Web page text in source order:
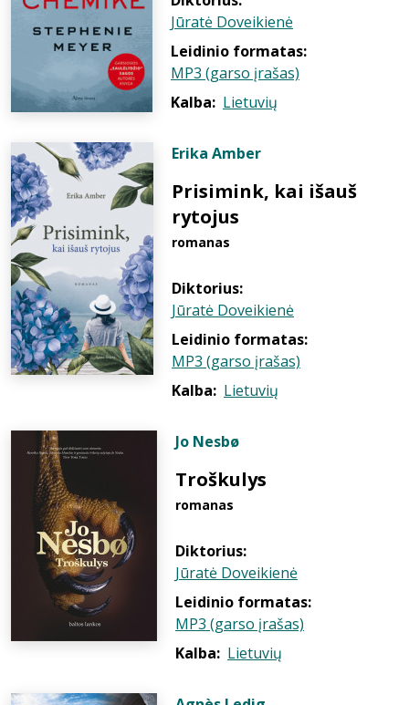
Jūratė Doveikienė
Leidinio formatas:
MP3 (garso įrašas)
Kalba: Lietuvių
Erika Amber
Prisimink, kai išauš
rytojus
romanas
Diktorius:
Jūratė Doveikienė
Leidinio formatas:
MP3 (garso įrašas)
Kalba: Lietuvių
Jo Nesbø
Troškulys
romanas
Diktorius:
Jūratė Doveikienė
Leidinio formatas:
MP3 (garso įrašas)
Kalba: Lietuvių